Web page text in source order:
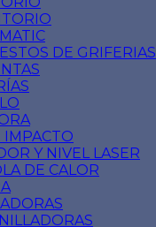
DE GRIFERIAS
IMPACTO
Y NIVEL LASER
DE CALOR